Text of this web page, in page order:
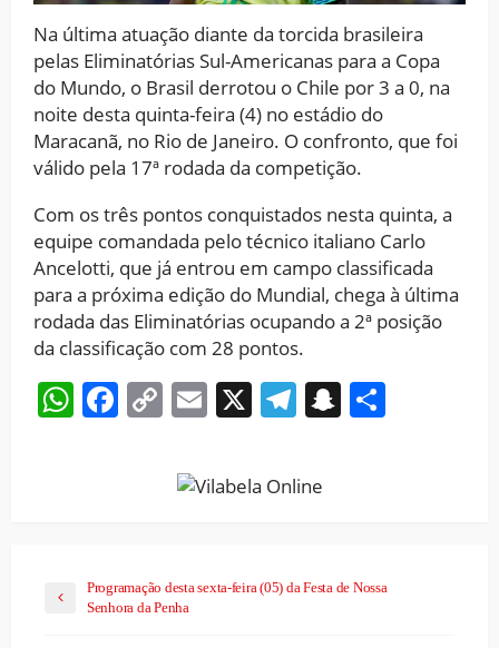
Na última atuação diante da torcida brasileira
pelas Eliminatórias Sul-Americanas para a Copa
do Mundo, o Brasil derrotou o Chile por 3 a 0, na
noite desta quinta-feira (4) no estádio do
Maracanã, no Rio de Janeiro. O confronto, que foi
válido pela 17ª rodada da competição.
Com os três pontos conquistados nesta quinta, a
equipe comandada pelo técnico italiano Carlo
Ancelotti, que já entrou em campo classificada
para a próxima edição do Mundial, chega à última
rodada das Eliminatórias ocupando a 2ª posição
da classificação com 28 pontos.
WhatsApp
Facebook
CopyEmail
X Telegram
Snapchat
Programação desta sexta-feira (05) da Festa de Nossa
Senhora da Penha